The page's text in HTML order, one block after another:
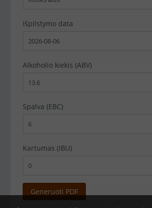
Išpilstymo data
Alkoholio kiekis (ABV)
Spalva (EBC)
Kartumas (IBU)
Generuoti PDF